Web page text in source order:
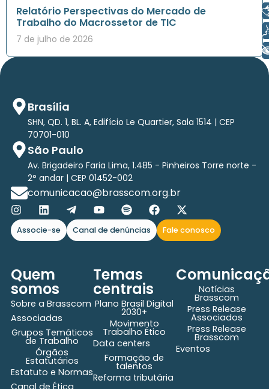
Relatório Perspectivas do Mercado de
Trabalho do Macrossetor de TIC
7 de julho de 2026
Brasília
SHN, QD. 1, BL. A, Edifício Le Quartier, Sala 1514 | CEP
70701-010
São Paulo
Av. Brigadeiro Faria Lima, 1.485 - Pinheiros Torre norte -
2° andar | CEP 01452-002
comunicacao@brasscom.org.br
Associe-se Canal de denúncias Fale conosco
Quem
somos
Sobre a Brasscom
Associadas
Grupos Temáticos
de Trabalho
Órgãos
Estatutários
Estatuto e Normas
Canal de Ética
Temas
centrais
Plano Brasil Digital
2030+
Movimento
Trabalho Ético
Data centers
Formação de
talentos
Reforma tributária
Notícias
Brasscom
Press Release
Associados
Press Release
Brasscom
Eventos